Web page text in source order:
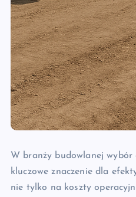
W branży budowlanej wybór
kluczowe znaczenie dla
nie tylko na koszty